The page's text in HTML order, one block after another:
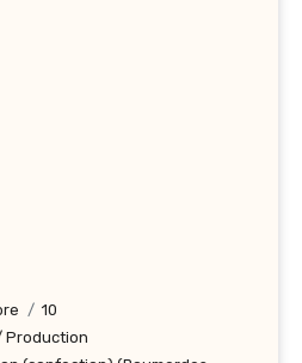
10
Production